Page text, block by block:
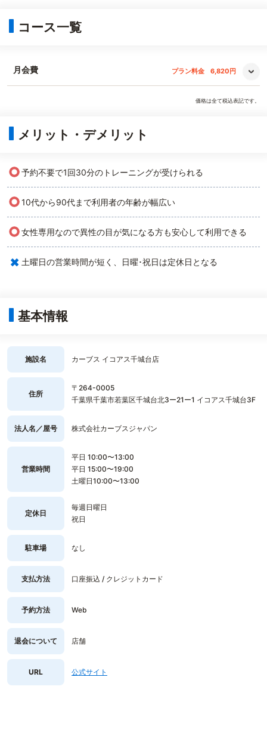
コース一覧
月会費 プラン料金 6,820円
価格は全て税込表記です。
メリット・デメリット
○予約不要で1回30分のトレーニングが受けられる
○10代から90代まで利用者の年齢が幅広い
○女性専用なので異性の目が気になる方も安心して利用できる
× 土曜日の営業時間が短く、日曜･祝日は定休日となる
基本情報
施設名 カーブス イコアス千城台店
住所
〒264-0005
千葉県千葉市若葉区千城台北3ー21ー1 イコアス千城台3F
法人名／屋号 株式会社カーブスジャパン
営業時間
平日 10:00〜13:00
平日 15:00〜19:00
土曜日10:00〜13:00
定休日
毎週日曜日
祝日
駐車場 なし
支払方法 口座振込 / クレジットカード
予約方法 Web
退会について 店舗
URL 公式サイト